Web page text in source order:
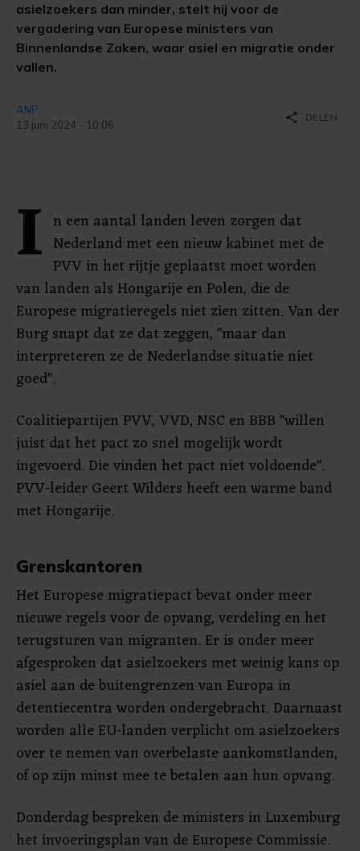
asielzoekers dan minder, stelt hij voor de
vergadering van Europese ministers van
Binnenlandse Zaken, waar asiel en migratie onder
vallen.
ANP
13 juni 2024 - 10:06
share DELEN
I n een aantal landen leven zorgen dat
Nederland met een nieuw kabinet met de
PVV in het rijtje geplaatst moet worden
van landen als Hongarije en Polen, die de
Europese migratieregels niet zien zitten. Van der
Burg snapt dat ze dat zeggen, "maar dan
interpreteren ze de Nederlandse situatie niet
goed".
Coalitiepartijen PVV, VVD, NSC en BBB "willen
juist dat het pact zo snel mogelijk wordt
ingevoerd. Die vinden het pact niet voldoende".
PVV-leider Geert Wilders heeft een warme band
met Hongarije.
Grenskantoren
Het Europese migratiepact bevat onder meer
nieuwe regels voor de opvang, verdeling en het
terugsturen van migranten. Er is onder meer
afgesproken dat asielzoekers met weinig kans op
asiel aan de buitengrenzen van Europa in
detentiecentra worden ondergebracht. Daarnaast
worden alle EU-landen verplicht om asielzoekers
over te nemen van overbelaste aankomstlanden,
of op zijn minst mee te betalen aan hun opvang.
Donderdag bespreken de ministers in Luxemburg
het invoeringsplan van de Europese Commissie.